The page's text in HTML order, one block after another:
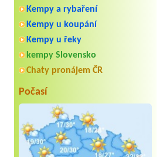
Kempy a rybaření
Kempy u koupání
Kempy u řeky
kempy Slovensko
Chaty pronájem ČR
Počasí